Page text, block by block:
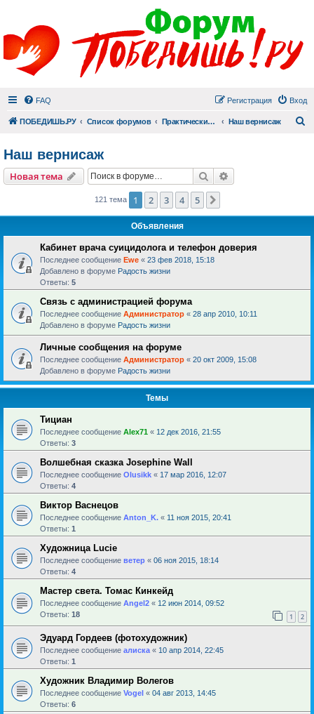
FAQ Вход
Регистрация
ПОБЕДИШЬ.РУ Список форумов Практический раздел Наш вернисаж
Наш вернисаж
Новая тема Поиск
121 тема 1 2 3 4 5
Объявления
Кабинет врача суицидолога и телефон доверия
Последнее сообщение Ewe « 23 фев 2018, 15:18
Добавлено в форуме Радость жизни
Ответы: 5
Связь с администрацией форума
Последнее сообщение Администратор « 28 апр 2010, 10:11
Добавлено в форуме Радость жизни
Личные сообщения на форуме
Последнее сообщение Администратор « 20 окт 2009, 15:08
Добавлено в форуме Радость жизни
Темы
Тициан
Последнее сообщение Alex71 « 12 дек 2016, 21:55
Ответы: 3
Волшебная сказка Josephine Wall
Последнее сообщение Olusikk « 17 мар 2016, 12:07
Ответы: 4
Виктор Васнецов
Последнее сообщение Anton_K. « 11 ноя 2015, 20:41
Ответы: 1
Художница Lucie
Последнее сообщение ветер « 06 ноя 2015, 18:14
Ответы: 4
Мастер света. Томас Кинкейд
Последнее сообщение Angel2 « 12 июн 2014, 09:52
Ответы: 18 1 2
Эдуард Гордеев (фотохудожник)
Последнее сообщение алиска « 10 апр 2014, 22:45
Ответы: 1
Художник Владимир Волегов
Последнее сообщение Vogel « 04 авг 2013, 14:45
Ответы: 6